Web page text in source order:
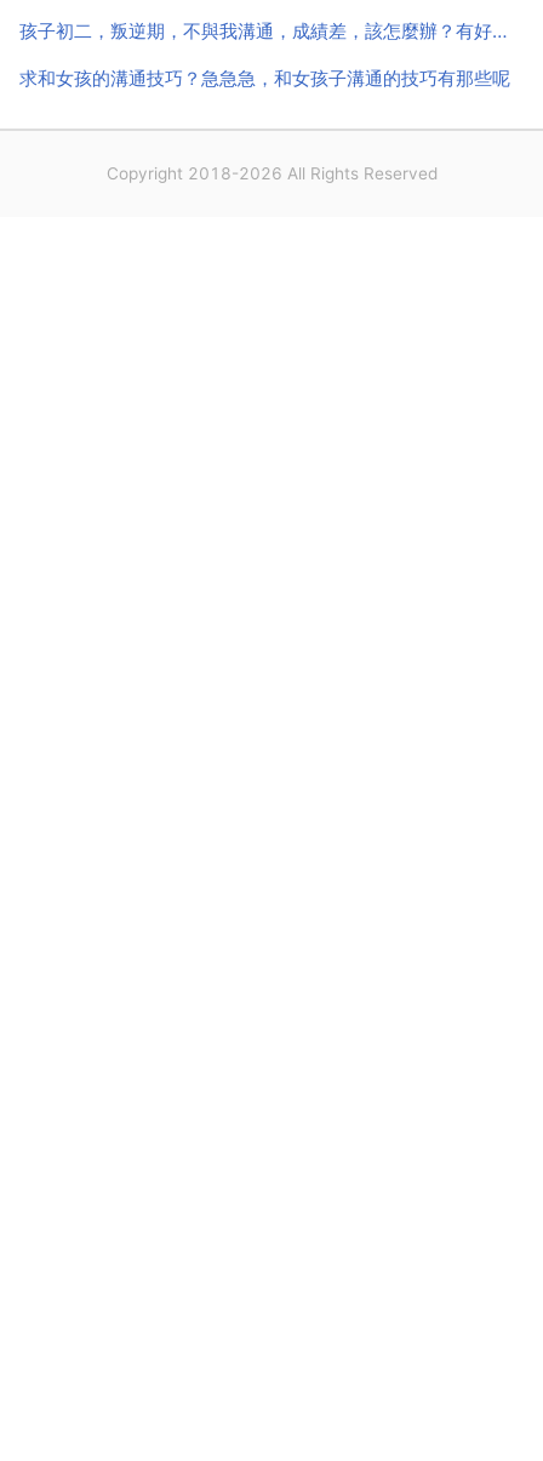
碼，甚至拔掉了網線，強強非常氣憤，經常偷偷跑到外
面的網咖...
孩子初二，叛逆期，不與我溝通，成績差，該怎麼辦？有好的輔導班嗎
求和女孩的溝通技巧？急急急，和女孩子溝通的技巧有那些呢
Copyright 2018-2026 All Rights Reserved